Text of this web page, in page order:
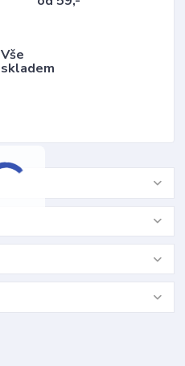
Vše
skladem